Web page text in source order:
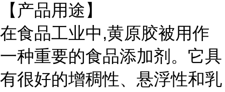
【产品用途】
在食品工业中,黄原胶被用作
一种重要的食品添加剂。它具
有很好的增稠性、悬浮性和乳